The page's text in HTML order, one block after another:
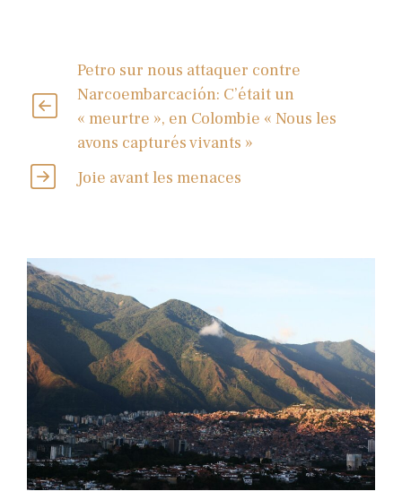
Petro sur nous attaquer contre
Narcoembarcación: C’était un
« meurtre », en Colombie « Nous les
avons capturés vivants »
Joie avant les menaces